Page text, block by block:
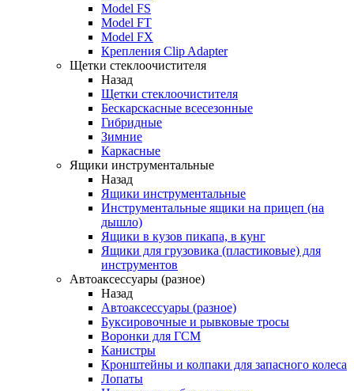
Model FS
Model FT
Model FX
Крепления Clip Adapter
Щетки стеклоочистителя
Назад
Щетки стеклоочистителя
Бескарскасные всесезонные
Гибридные
Зимние
Каркасные
Ящики инструментальные
Назад
Ящики инструментальные
Инструментальные ящики на прицеп (на
дышло)
Ящики в кузов пикапа, в кунг
Ящики для грузовика (пластиковые) для
инструментов
Автоаксессуары (разное)
Назад
Автоаксессуары (разное)
Буксировочные и рывковые тросы
Воронки для ГСМ
Канистры
Кронштейны и колпаки для запасного колеса
Лопаты